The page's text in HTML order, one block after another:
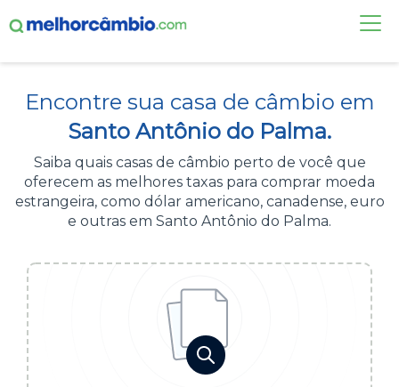
CASAS DE CÂMBIO
DÓLAR HOJE
ALERTA DE CÂMBIO
Acesse sua conta:
BROKER DE OFERTAS
Encontre sua casa de câmbio em
Santo Antônio do Palma.
Saiba quais casas de câmbio perto de você que
oferecem as melhores taxas para comprar moeda
estrangeira, como dólar americano, canadense, euro
e outras em Santo Antônio do Palma.